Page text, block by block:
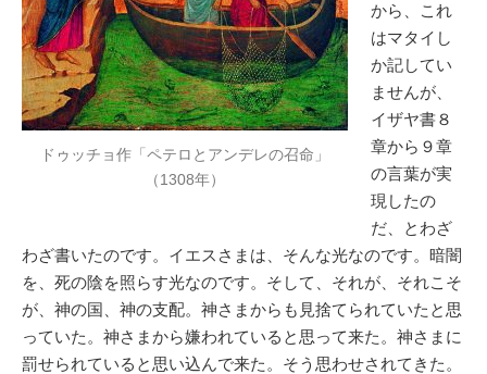
ドゥッチョ作「ペテロとアンデレの召命」
（1308年）
から、これ
はマタイし
か記してい
ませんが、
イザヤ書８
章から９章
の言葉が実
現したの
だ、とわざ
わざ書いたのです。イエスさまは、そんな光なのです。暗闇
を、死の陰を照らす光なのです。そして、それが、それこそ
が、神の国、神の支配。神さまからも見捨てられていたと思
っていた。神さまから嫌われていると思って来た。神さまに
罰せられていると思い込んで来た。そう思わせされてきた。